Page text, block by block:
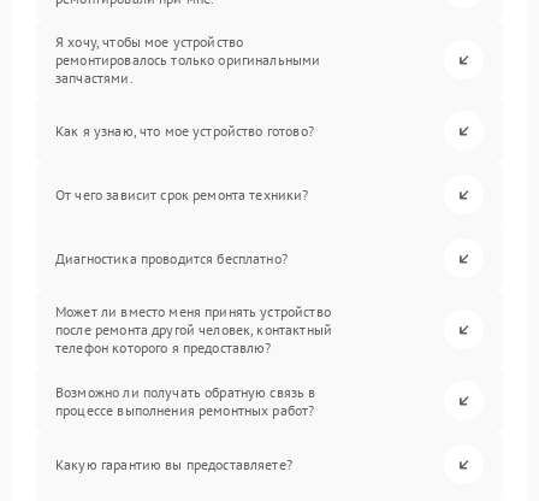
Я хочу, чтобы мое устройство
ремонтировалось только оригинальными
запчастями.
Как я узнаю, что мое устройство готово?
От чего зависит срок ремонта техники?
Диагностика проводится бесплатно?
Может ли вместо меня принять устройство
после ремонта другой человек, контактный
телефон которого я предоставлю?
Возможно ли получать обратную связь в
процессе выполнения ремонтных работ?
Какую гарантию вы предоставляете?